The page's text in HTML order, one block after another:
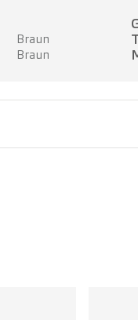
Braun
Braun